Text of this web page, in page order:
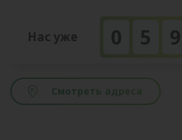
Нас уже 0 5 9
Смотреть адреса